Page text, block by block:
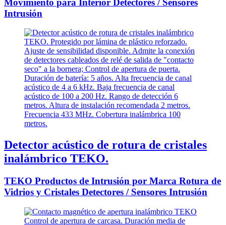
Movimiento para Interior Detectores / Sensores
Intrusión
Detector acústico de rotura de cristales
inalámbrico TEKO.
TEKO Productos de Intrusión por Marca Rotura de
Vidrios y Cristales Detectores / Sensores Intrusión